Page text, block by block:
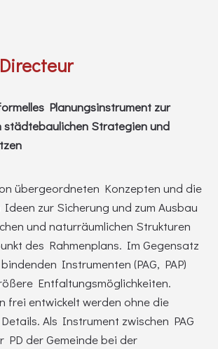
Planungsinstrument zur
städtebaulichen Strategien und
übergeordneten Konzepten und die
Ideen zur Sicherung und zum Ausbau
und naturräumlichen Strukturen
des Rahmenplans. Im Gegensatz
Instrumenten (PAG, PAP)
Entfaltungsmöglichkeiten.
frei entwickelt werden ohne die
Als Instrument zwischen PAG
PD der Gemeinde bei der